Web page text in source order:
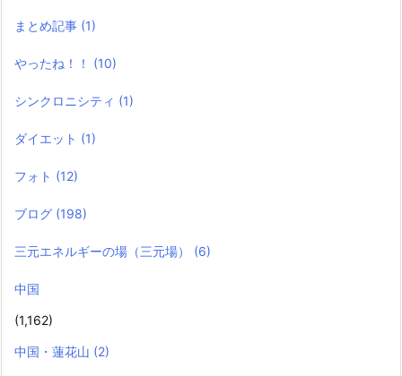
まとめ記事 (1)
やったね！！ (10)
シンクロニシティ (1)
ダイエット (1)
フォト (12)
ブログ (198)
三元エネルギーの場（三元場） (6)
中国
(1,162)
中国・蓮花山 (2)